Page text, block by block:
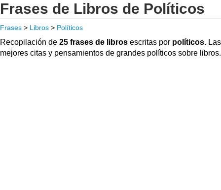
Frases de Libros de Políticos
Frases > Libros > Políticos
Recopilación de 25 frases de libros escritas por políticos. Las
mejores citas y pensamientos de grandes políticos sobre libros.